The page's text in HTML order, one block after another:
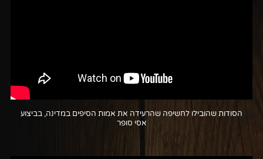
הסודות שהובילו לחשיפה שהרעידה את אמות הסיפים במדינה, בביצוע
אסי סופר